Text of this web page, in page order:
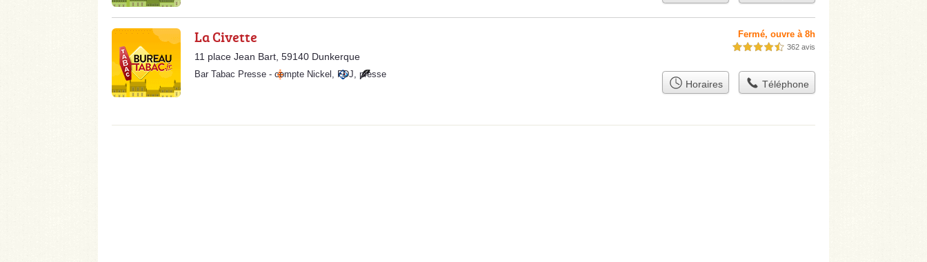
La Civette
11 place Jean Bart, 59140 Dunkerque
Fermé, ouvre à 8h
4,5 étoiles sur 5 362 avis
Bar Tabac Presse - compte Nickel , FDJ, presse
Horaires Téléphone